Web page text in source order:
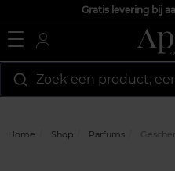
Gratis levering bij
Zoek een product,
Home Shop Parfums